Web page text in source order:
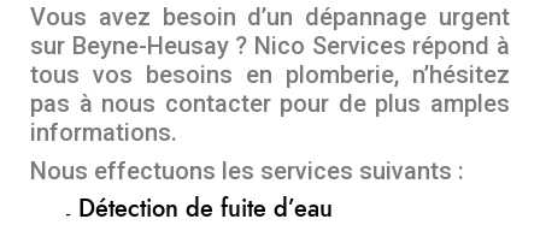
Vous avez besoin d’un dépannage urgent
sur Beyne-Heusay ? Nico Services répond à
tous vos besoins en plomberie, n’hésitez
pas à nous contacter pour de plus amples
informations.
Nous effectuons les services suivants :
Détection de fuite d’eau